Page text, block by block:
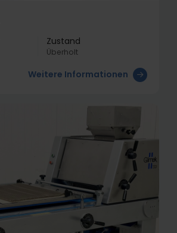
Zustand
Überholt
Weitere Informationen